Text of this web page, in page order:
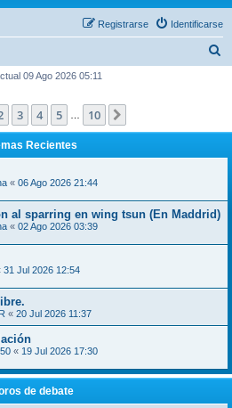
Identificarse
Registrarse
a
r
09 Ago 2026 05:11
de 10
3 4 5 10
Recientes
« 06 Ago 2026 21:44
al sparring en wing tsun (En Maddrid)
« 02 Ago 2026 03:39
31 Jul 2026 12:54
« 20 Jul 2026 11:37
« 19 Jul 2026 17:30
de debate